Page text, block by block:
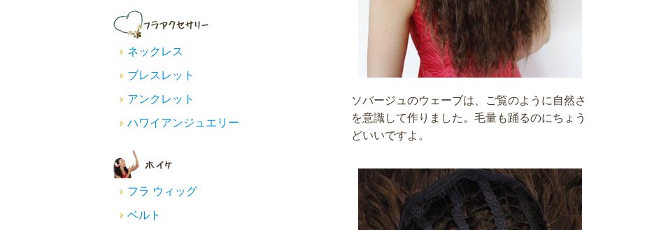
ソバージュのウェーブは、ご覧のように自然さ
を意識して作りました。毛量も踊るのにちょう
どいいですよ。
ネックレス
ブレスレット
アンクレット
ハワイアンジュエリー
フラ ウィッグ
ベルト